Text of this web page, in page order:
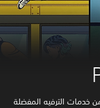
خدمات الترفيه المفضلة